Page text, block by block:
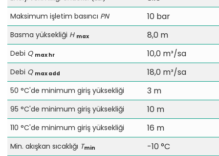
Maksimum işletim basıncı PN 10 bar
Basma yüksekliği H max 8,0 m
Debi Q max hr 10,0 m³/sa
Debi Q max add 18,0 m³/sa
50 °C'de minimum giriş yüksekliği 3 m
95 °C'de minimum giriş yüksekliği 10 m
110 °C'de minimum giriş yüksekliği 16 m
Min. akışkan sıcaklığı Tmin -10 °C